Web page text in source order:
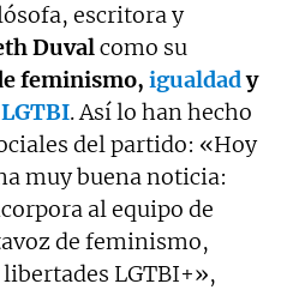
escritora y
Duvalcomo su
feminismo, igualdady
LGTBI. Así lo han hecho
del partido: «Hoy
muy buena noticia:
al equipo de
de feminismo,
LGTBI+»,